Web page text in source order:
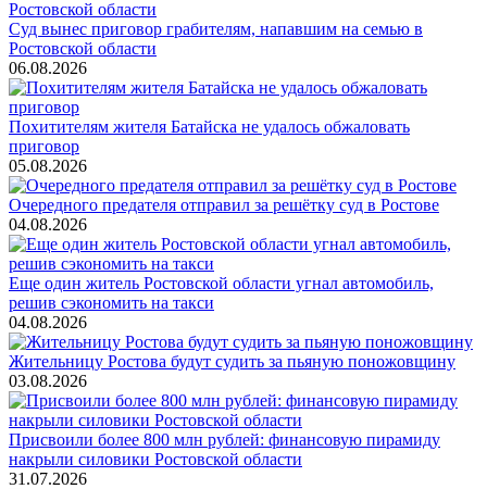
Суд вынес приговор грабителям, напавшим на семью в
Ростовской области
06.08.2026
Похитителям жителя Батайска не удалось обжаловать
приговор
05.08.2026
Очередного предателя отправил за решётку суд в Ростове
04.08.2026
Еще один житель Ростовской области угнал автомобиль,
решив сэкономить на такси
04.08.2026
Жительницу Ростова будут судить за пьяную поножовщину
03.08.2026
Присвоили более 800 млн рублей: финансовую пирамиду
накрыли силовики Ростовской области
31.07.2026